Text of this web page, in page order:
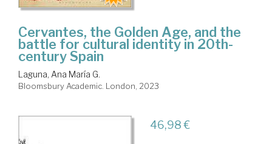
Cervantes, the Golden Age, and the
battle for cultural identity in 20th-
century Spain
Laguna, Ana María G.
Bloomsbury Academic. London, 2023
46,98 €